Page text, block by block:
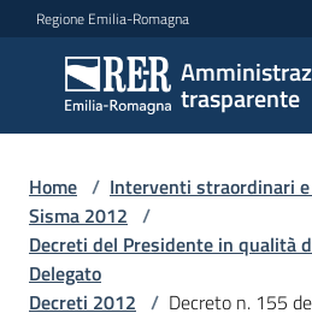
Vai al contenuto
Vai alla navigazione
Vai al footer
Regione Emilia-Romagna
trasparente
Amministrazione
trasparente
Sottosezioni
Accesso
Home / Interventi straordinari
Sisma 2012 /
Decreti del Presidente in qualità
Delegato
Decreti 2012 / Decreto n. 155